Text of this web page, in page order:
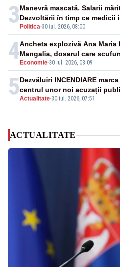
3 Politica-30 iul. 2026, 08:00
Manevră mascată. Salarii
Dezvoltării în timp ce medicii
4 Economie-30 iul. 2026, 08:09
Ancheta explozivă Ana Maria
Mangalia, dosarul care
5Actualitate-30 iul. 2026, 07:51
Dezvăluiri INCENDIARE
centrul unor noi acuzații
ACTUALITATE